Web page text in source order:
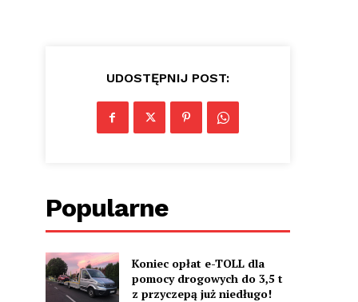
UDOSTĘPNIJ POST:
Popularne
Koniec opłat e-TOLL dla
pomocy drogowych do 3,5 t
z przyczepą już niedługo!